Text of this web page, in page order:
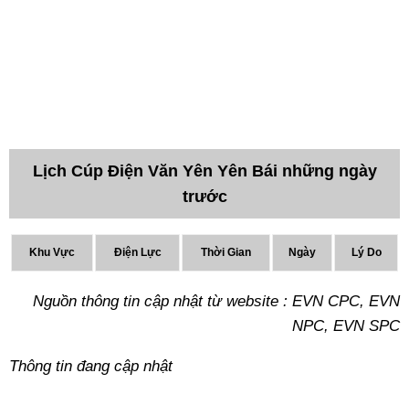
Lịch Cúp Điện Văn Yên Yên Bái những ngày
trước
Khu Vực Điện Lực Thời Gian Ngày Lý Do
Nguồn thông tin cập nhật từ website : EVN CPC, EVN
NPC, EVN SPC
Thông tin đang cập nhật